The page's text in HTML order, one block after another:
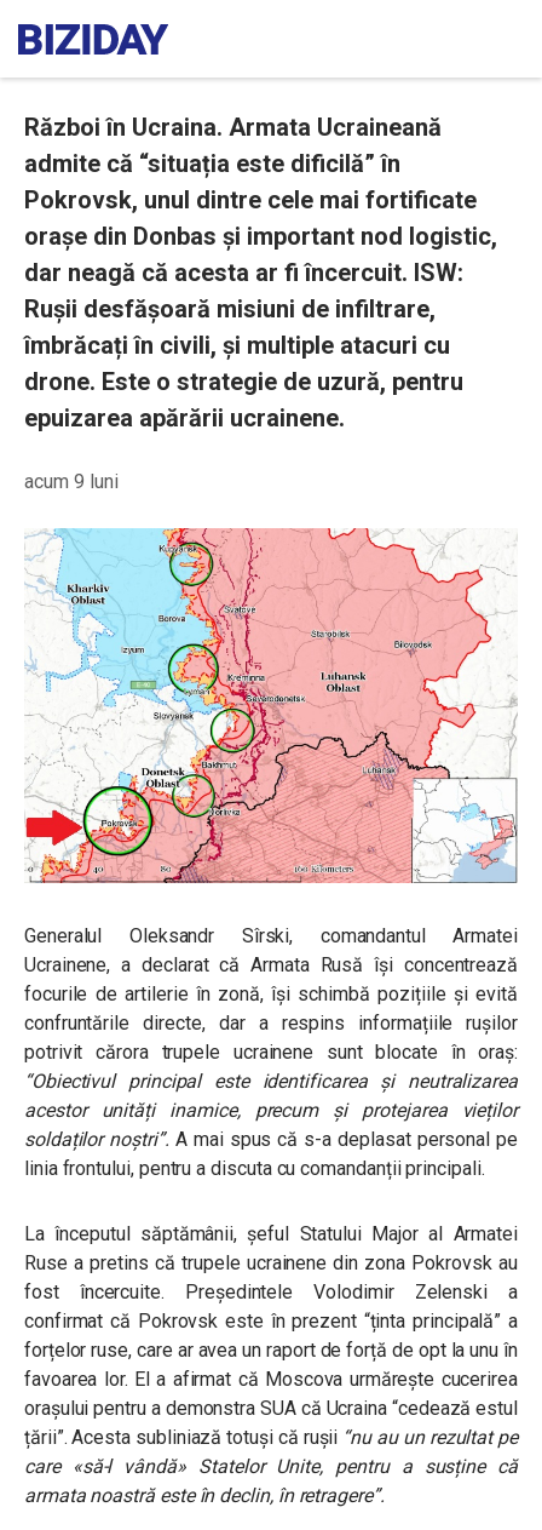
Război în Ucraina. Armata Ucraineană
admite că “situația este dificilă” în
Pokrovsk, unul dintre cele mai fortificate
orașe din Donbas și important nod logistic,
dar neagă că acesta ar fi încercuit. ISW:
Rușii desfășoară misiuni de infiltrare,
îmbrăcați în civili, și multiple atacuri cu
drone. Este o strategie de uzură, pentru
epuizarea apărării ucrainene.
acum 9 luni
Generalul Oleksandr Sîrski, comandantul Armatei
Ucrainene, a declarat că Armata Rusă își concentrează
focurile de artilerie în zonă, își schimbă pozițiile și evită
confruntările directe, dar a respins informațiile rușilor
potrivit cărora trupele ucrainene sunt blocate în oraș:
“Obiectivul principal este identificarea și neutralizarea
acestor unități inamice, precum și protejarea vieților
soldaților noștri”. A mai spus că s-a deplasat personal pe
linia frontului, pentru a discuta cu comandanții principali.
La începutul săptămânii, șeful Statului Major al Armatei
Ruse a pretins că trupele ucrainene din zona Pokrovsk au
fost încercuite. Președintele Volodimir Zelenski a
confirmat că Pokrovsk este în prezent “ținta principală” a
forțelor ruse, care ar avea un raport de forță de opt la unu în
favoarea lor. El a afirmat că Moscova urmărește cucerirea
orașului pentru a demonstra SUA că Ucraina “cedează estul
țării”. Acesta subliniază totuși că rușii “nu au un rezultat pe
care «să-l vândă» Statelor Unite, pentru a susține că
armata noastră este în declin, în retragere”.